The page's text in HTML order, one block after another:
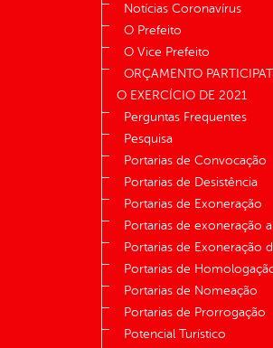
Notícias Coronavírus
O Prefeito
O Vice Prefeito
ORÇAMENTO
O EXERCÍCIO DE 2021
Perguntas Frequentes
Pesquisa
Portarias de Convocação
Portarias de Desistência
Portarias de Exoneração
Portarias de exoneração
Portarias de Exoneração
Portarias de
Portarias de Nomeação
Portarias de Prorrogação
Potencial Turístico